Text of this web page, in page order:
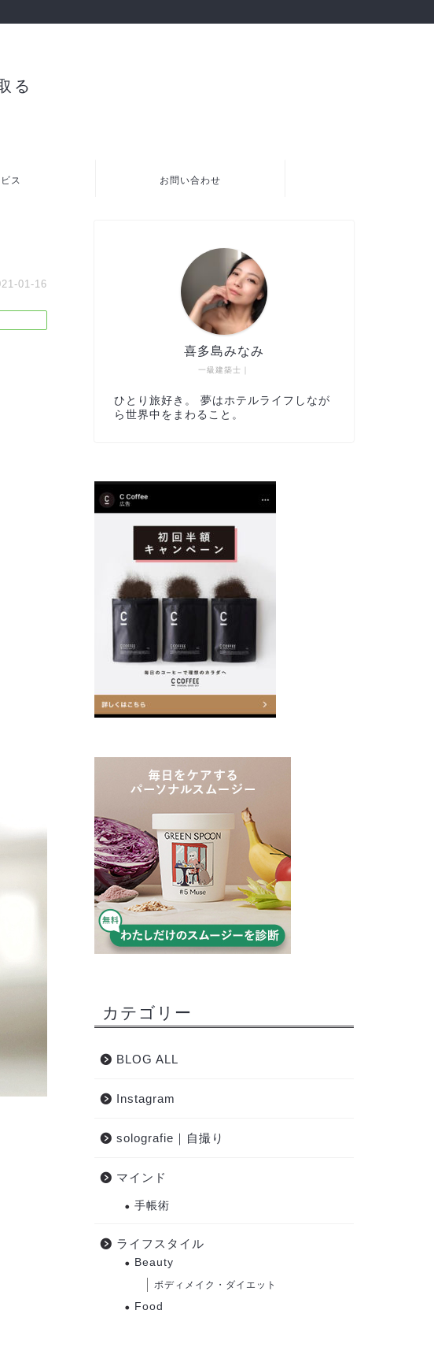
る
ス お問い合わせ
01-16
一級建築士｜
喜多島みなみ
ひとり旅好き。 夢はホテルライフしなが
ら世界中をまわること。
カテゴリー
BLOG ALL
Instagram
solografie｜自撮り
マインド
手帳術
ライフスタイル
Beauty
ボディメイク・ダイエット
Food